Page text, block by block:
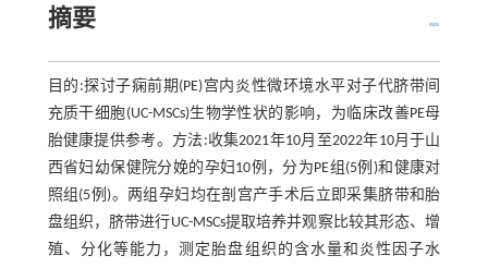
摘要
目的:探讨子痫前期(PE)宫内炎性微环境水平对子代脐带间
充质干细胞(UC-MSCs)生物学性状的影响，为临床改善PE母
胎健康提供参考。方法:收集2021年10月至2022年10月于山
西省妇幼保健院分娩的孕妇10例，分为PE组(5例)和健康对
照组(5例)。两组孕妇均在剖宫产手术后立即采集脐带和胎
盘组织，脐带进行UC-MSCs提取培养并观察比较其形态、增
殖、分化等能力，测定胎盘组织的含水量和炎性因子水